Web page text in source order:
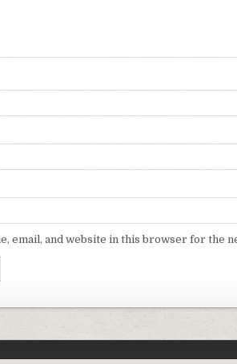
email, and website in this browser for the